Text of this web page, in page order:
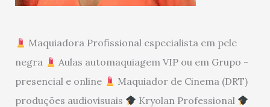
Maquiadora Profissional especialista em pele
negra
Aulas automaquiagem VIP ou em Grupo -
presencial e online
Maquiador de Cinema (DRT)
produções audiovisuais
Kryolan Professional